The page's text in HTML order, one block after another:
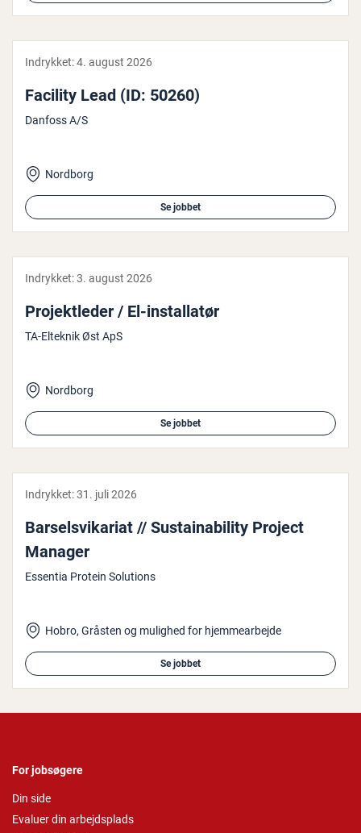
Indrykket:4. august 2026
Facility Lead (ID: 50260)
Danfoss A/S
Nordborg
Se jobbet
Indrykket:3. august 2026
Pro­jekt­le­der / El-in­stal­la­tør
TA-Elteknik Øst ApS
Nordborg
Se jobbet
Indrykket:31. juli 2026
Bar­selsvi­ka­ri­at // Sustai­na­bi­li­ty Project
Manager
Essentia Protein Solutions
Hobro, Gråsten og mulighed for hjemmearbejde
Se jobbet
For jobsøgere
Din side
Evaluer din arbejdsplads